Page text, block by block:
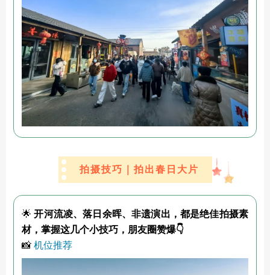
拍摄技巧｜拍出春日大片
🌟开河流凌、落日余晖、非遗演出，都是绝佳拍摄素
材，掌握这几个小技巧，朋友圈赞爆👇
📸 机位推荐